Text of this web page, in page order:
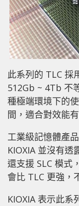
此系列的 TLC 採
512Gb ~ 4Tb 不
種極端環境下的
間，適合對效能
工業級記憶體產
KIOXIA 並沒有透
還支援 SLC 模式
會比 TLC 更強，
KIOXIA 表示此系